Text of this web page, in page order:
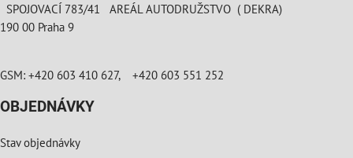
SPOJOVACÍ 783/41 AREÁL AUTODRUŽSTVO ( DEKRA)
190 00 Praha 9
GSM: +420 603 410 627, +420 603 551 252
OBJEDNÁVKY
Stav objednávky